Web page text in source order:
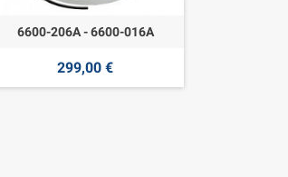
6600-206A - 6600-016A
299,00 €